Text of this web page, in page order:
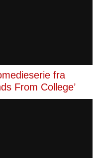
fra
From College’